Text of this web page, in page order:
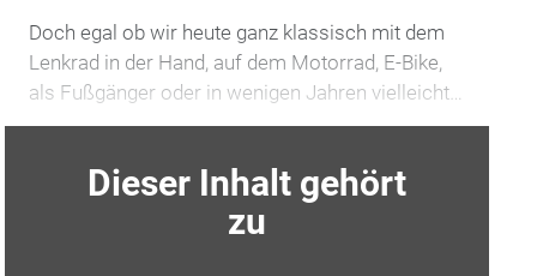
Doch egal ob wir heute ganz klassisch mit dem
Lenkrad in der Hand, auf dem Motorrad, E-Bike,
als Fußgänger oder in wenigen Jahren vielleicht…
Dieser Inhalt gehört
zu